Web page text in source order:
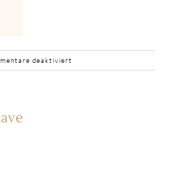
deaktiviert
b2ap3_thumbnail_8